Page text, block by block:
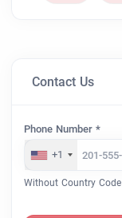
Contact Us
Phone Number *
+1
Without Country Code